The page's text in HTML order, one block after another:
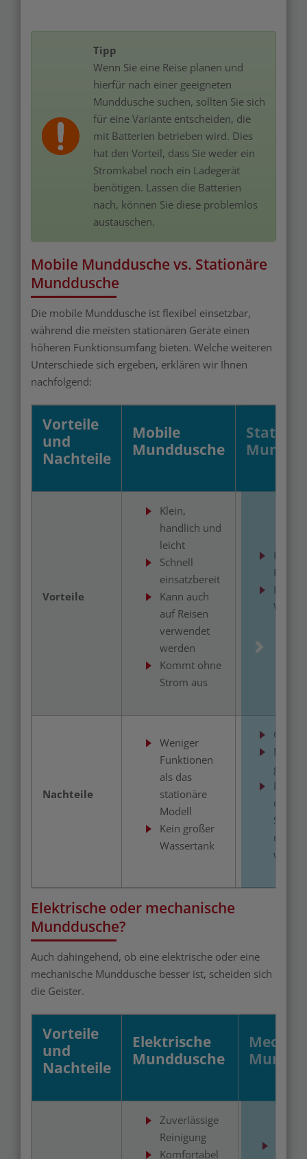
Tipp
Wenn Sie eine Reise planen und
hierfür nach einer geeigneten
Munddusche suchen, sollten Sie sich
für eine Variante entscheiden, die
mit Batterien betrieben wird. Dies
hat den Vorteil, dass Sie weder ein
Stromkabel noch ein Ladegerät
benötigen. Lassen die Batterien
nach, können Sie diese problemlos
austauschen.
Mobile Munddusche vs. Stationäre
Munddusche
Die mobile Munddusche ist flexibel einsetzbar,
während die meisten stationären Geräte einen
höheren Funktionsumfang bieten. Welche weiteren
Unterschiede sich ergeben, erklären wir Ihnen
nachfolgend:
Vorteile
und
Nachteile
Mobile
Munddusche
Vorteile
Klein,
handlich und
leicht
Schnell
einsatzbereit
Kann auch
auf Reisen
verwendet
werden
Kommt ohne
Strom aus
Hoher
Nachteile
Weniger
Funktionen
als das
stationäre
Modell
Kein großer
Wassertank
Groß
Für
und
nicht
Elektrische oder mechanische
Munddusche?
Auch dahingehend, ob eine elektrische oder eine
mechanische Munddusche besser ist, scheiden sich
die Geister.
Vorteile
und
Nachteile
Elektrische
Munddusche
Zuverlässige
Reinigung
Komfortabel